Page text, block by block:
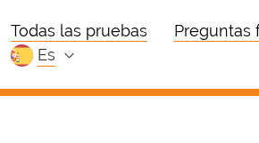
Todas las pruebas Preguntas
es